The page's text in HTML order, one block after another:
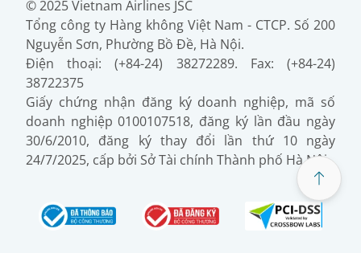
© 2025 Vietnam Airlines JSC
Tổng công ty Hàng không Việt Nam - CTCP. Số 200
Nguyễn Sơn, Phường Bồ Đề, Hà Nội.
Điện thoại: (+84-24) 38272289. Fax: (+84-24)
38722375
Giấy chứng nhận đăng ký doanh nghiệp, mã số
doanh nghiệp 0100107518, đăng ký lần đầu ngày
30/6/2010, đăng ký thay đổi lần thứ 10 ngày
24/7/2025, cấp bởi Sở Tài chính Thành phố Hà Nội.